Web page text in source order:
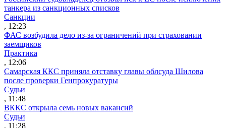
танкера из санкционных списков
Санкции
, 12:23
ФАС возбудила дело из-за ограничений при страховании
заемщиков
Практика
, 12:06
Самарская ККС приняла отставку главы облсуда Шилова
после проверки Генпрокуратуры
Судьи
, 11:48
ВККС открыла семь новых вакансий
Судьи
, 11:28